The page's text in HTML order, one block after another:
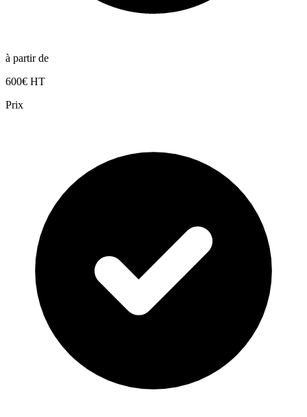
à partir de
600€ HT
Prix